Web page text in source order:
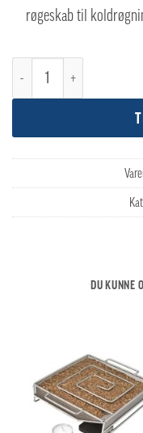
røgeskab til
ProQ Eco Røgeskab til
DU KUNNE